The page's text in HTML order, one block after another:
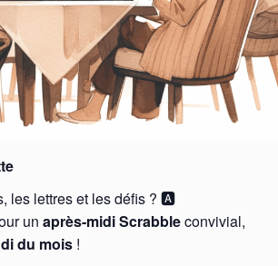
les lettres et les défis ? 🅰️
un après-midi Scrabbleconvivial,
du mois !